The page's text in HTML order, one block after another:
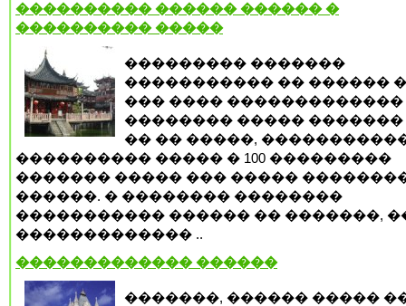
���������� ������ ������ �
���������� �����
��������� �������
����������� �� ������
��� ���� �������������
�������� ����� �������
�� �� �����,
���������� ����� � 100 ���������
������� ����� ��� �����
������. � �������� ��������
����������� ������ �� �������,
������������� ..
������������� ������
�������, ������ �����